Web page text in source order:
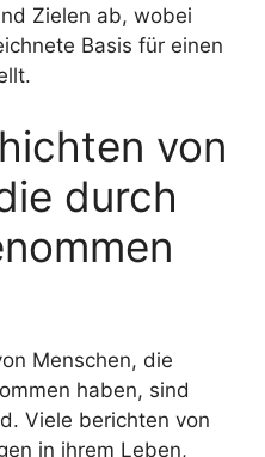
Zielen ab, wobei
Basis für einen
von
durch
Menschen, die
haben, sind
Viele berichten von
in ihrem Leben,